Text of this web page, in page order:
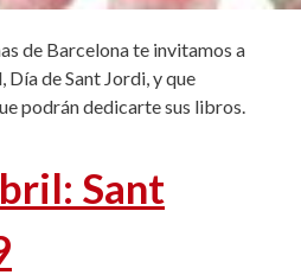
de Barcelona te invitamos a
de Sant Jordi, y que
podrán dedicarte sus libros.
Sant